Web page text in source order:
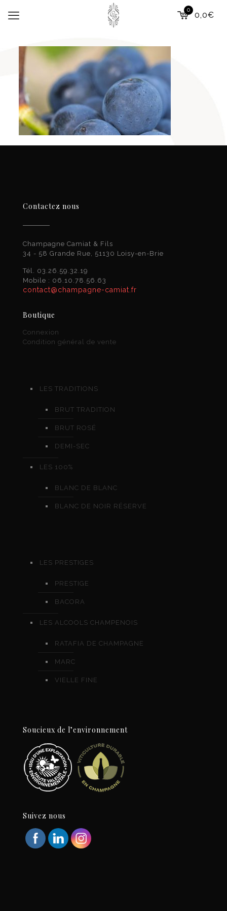
0
0,0€
Contactez nous
Champagne Camiat & Fils
34 - 58 Grande Rue, 51130 Loisy-en-Brie
Tél. 03.26.59.32.19
Mobile : 06.10.78.56.63
contact@champagne-camiat.fr
Boutique
Connexion
Condition général de vente
LES TRADITIONS
BRUT TRADITION
BRUT ROSÉ
DEMI-SEC
LES 100%
BLANC DE BLANC
BLANC DE NOIR RÉSERVE
LES PRESTIGES
PRESTIGE
BACORA
LES ALCOOLS CHAMPENOIS
RATAFIA DE CHAMPAGNE
MARC
VIELLE FINE
Soucieux de l’environnement
Suivez nous